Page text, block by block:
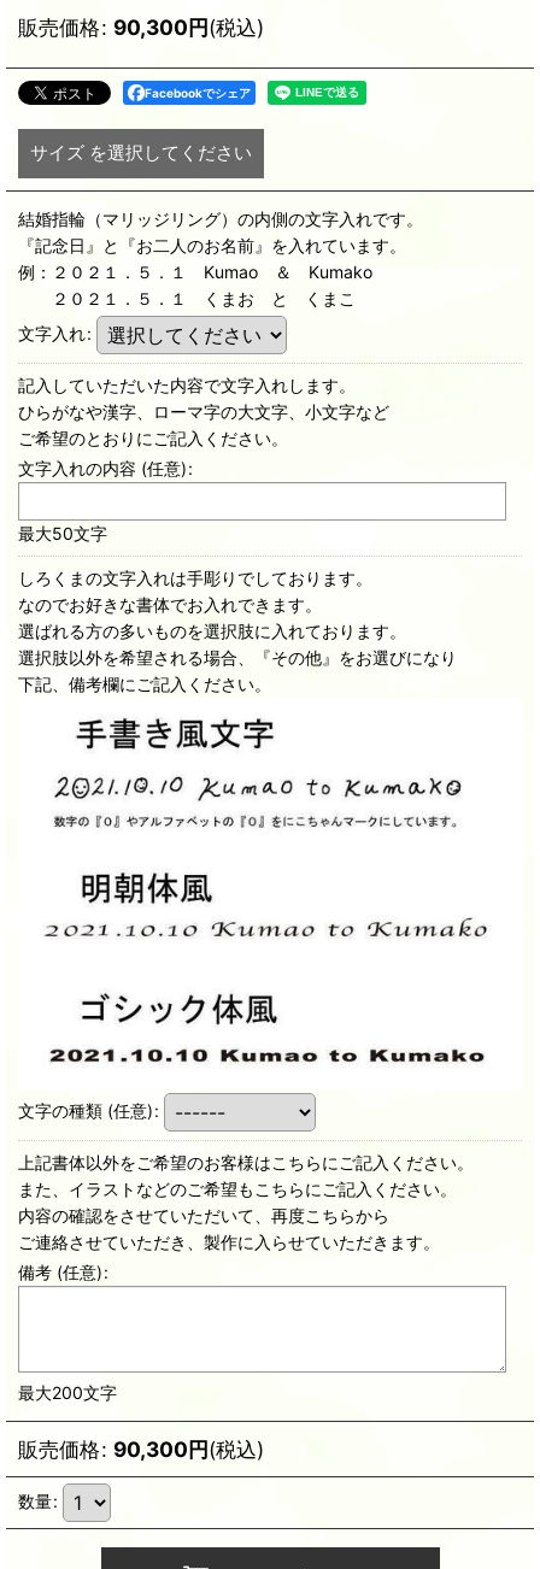
販売価格: 90,300円(税込)
Facebookでシェア
サイズ を選択してください
結婚指輪（マリッジリング）の内側の文字入れです。
『記念日』と『お二人のお名前』を入れています。
例：２０２１．５．１ Kumao ＆ Kumako
２０２１．５．１ くまお と くまこ
文字入れ:
記入していただいた内容で文字入れします。
ひらがなや漢字、ローマ字の大文字、小文字など
ご希望のとおりにご記入ください。
文字入れの内容 (任意):
最大50文字
しろくまの文字入れは手彫りでしております。
なのでお好きな書体でお入れできます。
選ばれる方の多いものを選択肢に入れております。
選択肢以外を希望される場合、『その他』をお選びになり
下記、備考欄にご記入ください。
文字の種類 (任意):
上記書体以外をご希望のお客様はこちらにご記入ください。
また、イラストなどのご希望もこちらにご記入ください。
内容の確認をさせていただいて、再度こちらから
ご連絡させていただき、製作に入らせていただきます。
備考 (任意):
最大200文字
販売価格: 90,300円(税込)
数量: